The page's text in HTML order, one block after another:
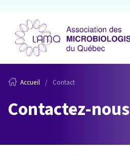
Accueil Contact
Contactez-nous